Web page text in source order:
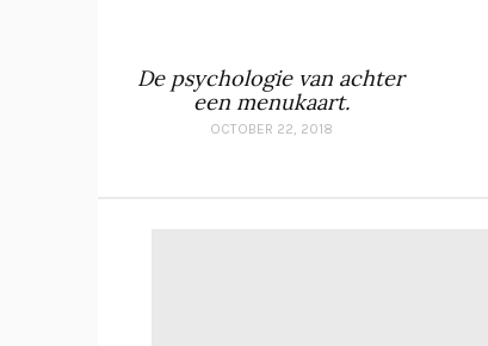
De psychologie van achter
een menukaart.
OCTOBER 22, 2018